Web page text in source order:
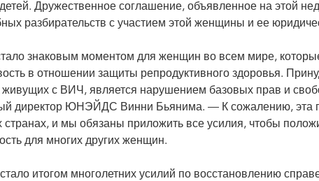
Дружественное соглашение, объявленное на этой
разбирательств с участием этой женщины и ее
знаковым моментом для женщин во всем мире,
в отношении защиты репродуктивного здоровья.
с ВИЧ, является нарушением базовых прав и
директор ЮНЭЙДС Винни Бьянима. — К сожалению, эта
странах, и мы обязаны приложить все усилия, чтобы
для многих других женщин.
стало итогом многолетних усилий по восстановлению